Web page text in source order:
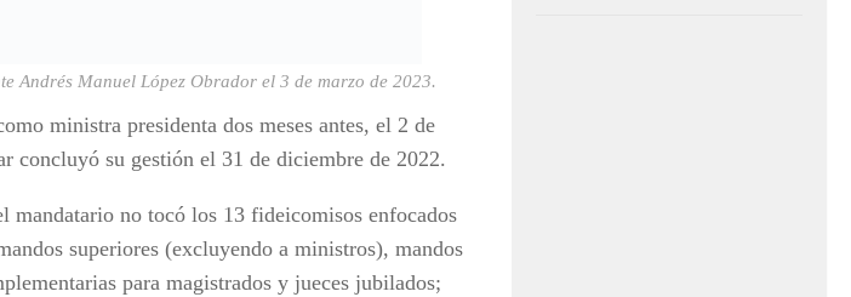
Andrés Manuel López Obrador el 3 de marzo de 2023.
ministra presidenta dos meses antes, el 2 de
concluyó su gestión el 31 de diciembre de 2022.
mandatario no tocó los 13 fideicomisos enfocados
superiores (excluyendo a ministros), mandos
para magistrados y jueces jubilados;